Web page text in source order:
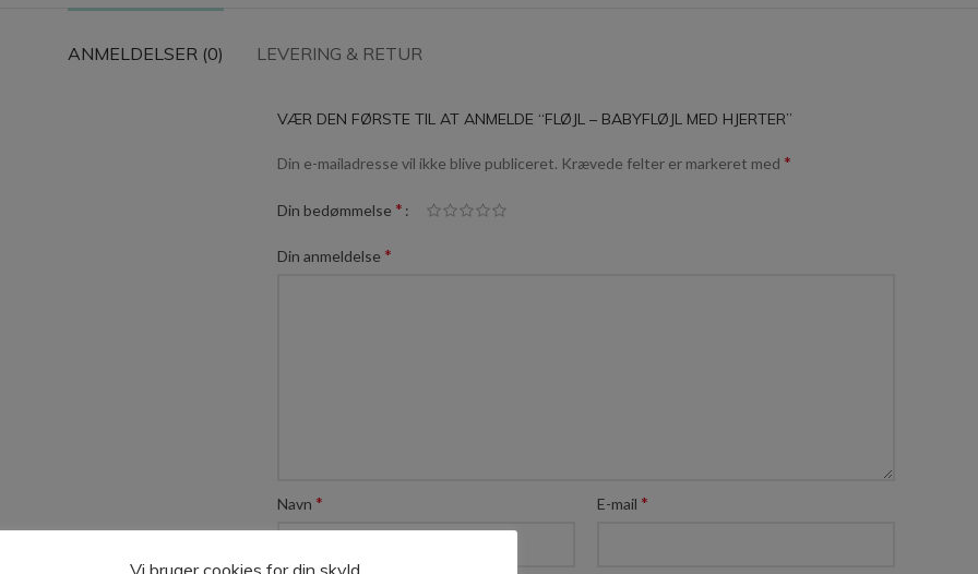
ANMELDELSER (0) LEVERING & RETUR
VÆR DEN FØRSTE TIL AT ANMELDE “FLØJL – BABYFLØJL MED HJERTER”
Din e-mailadresse vil ikke blive publiceret. Krævede felter er markeret med *
Din bedømmelse *
Din anmeldelse *
Navn * E-mail *